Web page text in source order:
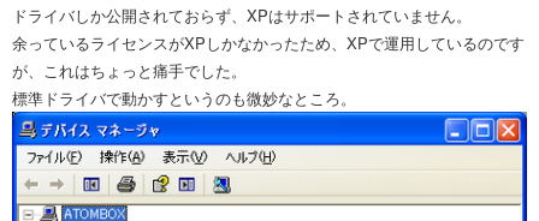
ドライバしか公開されておらず、XPはサポートされていません。
余っているライセンスがXPしかなかったため、XPで運用しているのです
が、これはちょっと痛手でした。
標準ドライバで動かすというのも微妙なところ。